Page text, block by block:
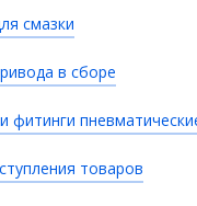
смазки
в сборе
фитинги
товаров